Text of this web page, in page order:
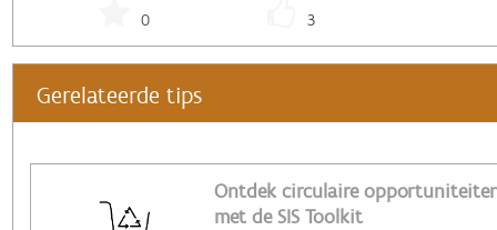
0 3
Gerelateerde tips
Ontdek circulaire
met de SIS Toolkit